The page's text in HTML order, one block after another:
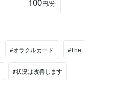
円/分
#オラクルカード #The
#状況は改善します